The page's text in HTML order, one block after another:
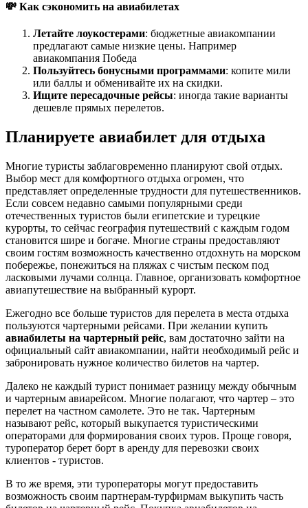
💸 Как сэкономить на авиабилетах
Летайте лоукостерами: бюджетные авиакомпании
предлагают самые низкие цены. Например
авиакомпания Победа
Пользуйтесь бонусными программами: копите мили
или баллы и обменивайте их на скидки.
Ищите пересадочные рейсы: иногда такие варианты
дешевле прямых перелетов.
Планируете авиабилет для отдыха
Многие туристы заблаговременно планируют свой отдых.
Выбор мест для комфортного отдыха огромен, что
представляет определенные трудности для путешественников.
Если совсем недавно самыми популярными среди
отечественных туристов были египетские и турецкие
курорты, то сейчас география путешествий с каждым годом
становится шире и богаче. Многие страны предоставляют
своим гостям возможность качественно отдохнуть на морском
побережье, понежиться на пляжах с чистым песком под
ласковыми лучами солнца. Главное, организовать комфортное
авиапутешествие на выбранный курорт.
Ежегодно все больше туристов для перелета в места отдыха
пользуются чартерными рейсами. При желании купить
авиабилеты на чартерный рейс, вам достаточно зайти на
официальный сайт авиакомпании, найти необходимый рейс и
забронировать нужное количество билетов на чартер.
Далеко не каждый турист понимает разницу между обычным
и чартерным авиарейсом. Многие полагают, что чартер – это
перелет на частном самолете. Это не так. Чартерным
называют рейс, который выкупается туристическими
операторами для формирования своих туров. Проще говоря,
туроператор берет борт в аренду для перевозки своих
клиентов - туристов.
В то же время, эти туроператоры могут предоставить
возможность своим партнерам-турфирмам выкупить часть